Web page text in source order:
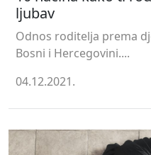
ljubav
Odnos roditelja prema
Bosni i Hercegovini....
04.12.2021.